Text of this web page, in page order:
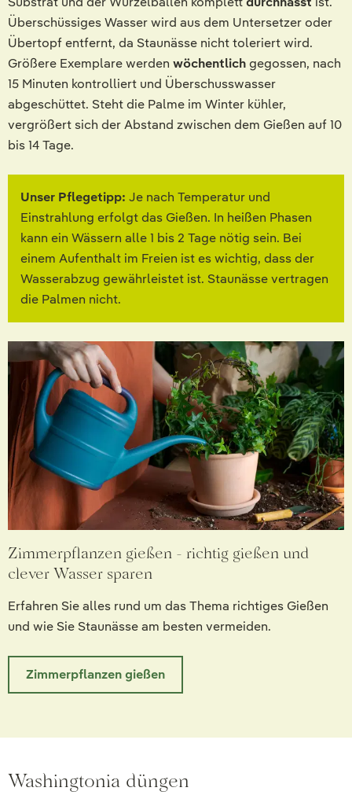
Überschüssiges Wasser wird aus dem Untersetzer oder
Übertopf entfernt, da Staunässe nicht toleriert wird.
Größere Exemplare werden wöchentlichgegossen, nach
15 Minuten kontrolliert und Überschusswasser
abgeschüttet. Steht die Palme im Winter kühler,
vergrößert sich der Abstand zwischen dem Gießen auf 10
bis 14 Tage.
Unser Pflegetipp: Je nach Temperatur und
Einstrahlung erfolgt das Gießen. In heißen Phasen
kann ein Wässern alle 1 bis 2 Tage nötig sein. Bei
einem Aufenthalt im Freien ist es wichtig, dass der
Wasserabzug gewährleistet ist. Staunässe vertragen
die Palmen nicht.
Zimmerpflanzen gießen - richtig gießen und
clever Wasser sparen
Erfahren Sie alles rund um das Thema richtiges Gießen
und wie Sie Staunässe am besten vermeiden.
Zimmerpflanzen gießen
Washingtonia düngen